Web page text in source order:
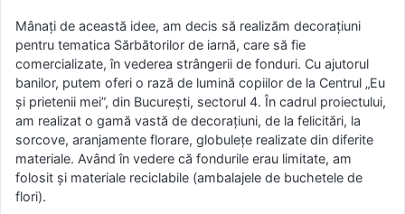
Mânați de această idee, am decis să realizăm decorațiuni
pentru tematica Sărbătorilor de iarnă, care să fie
comercializate, în vederea strângerii de fonduri. Cu ajutorul
banilor, putem oferi o rază de lumină copiilor de la Centrul „Eu
și prietenii mei”, din București, sectorul 4. În cadrul proiectului,
am realizat o gamă vastă de decorațiuni, de la felicitări, la
sorcove, aranjamente florare, globulețe realizate din diferite
materiale. Având în vedere că fondurile erau limitate, am
folosit și materiale reciclabile (ambalajele de buchetele de
flori).